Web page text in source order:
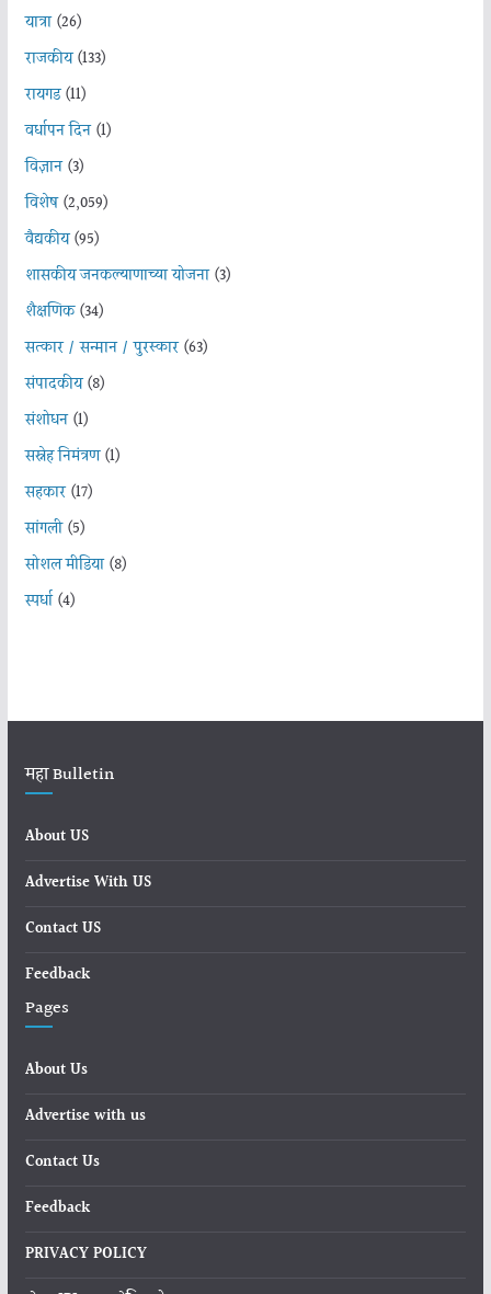
यात्रा(26)
राजकीय(133)
रायगड(11)
वर्धापन दिन(1)
विज्ञान(3)
विशेष(2,059)
वैद्यकीय(95)
शासकीय जनकल्याणाच्या योजना(3)
शैक्षणिक(34)
सत्कार / सन्मान / पुरस्कार(63)
संपादकीय(8)
संशोधन(1)
सस्नेह निमंत्रण(1)
सहकार(17)
सांगली(5)
सोशल मीडिया(8)
स्पर्धा(4)
महा Bulletin
About US
Advertise With US
Contact US
Feedback
Pages
About Us
Advertise with us
Contact Us
Feedback
PRIVACY POLICY